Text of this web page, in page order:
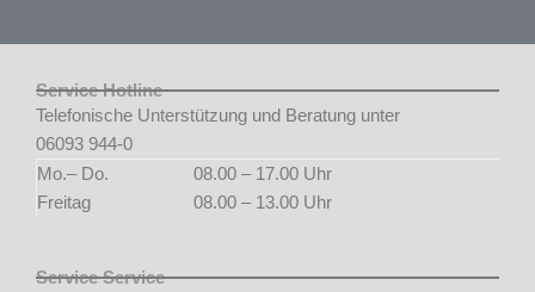
Service Hotline
Telefonische Unterstützung und Beratung unter
06093 944-0
Mo.– Do.
08.00 – 17.00 Uhr
Freitag
08.00 – 13.00 Uhr
Service Service